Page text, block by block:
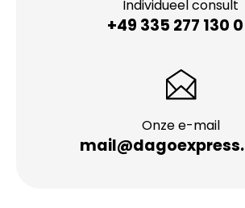
Individueel consult
+49 335 277 130
Onze e-mail